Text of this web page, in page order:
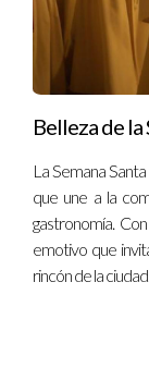
Belleza de la
La Semana
que une a la
gastronomía.
emotivo que
rincón de la ciudad.